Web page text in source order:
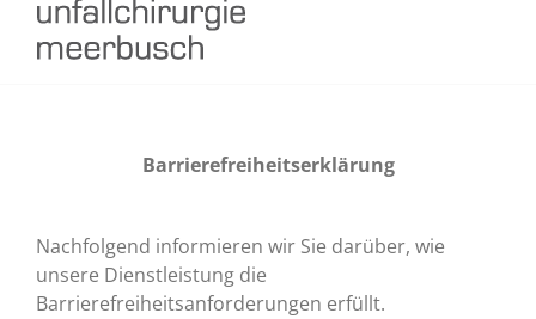
Barrierefreiheitserklärung
Nachfolgend informieren wir Sie darüber, wie
unsere Dienstleistung die
Barrierefreiheitsanforderungen erfüllt.